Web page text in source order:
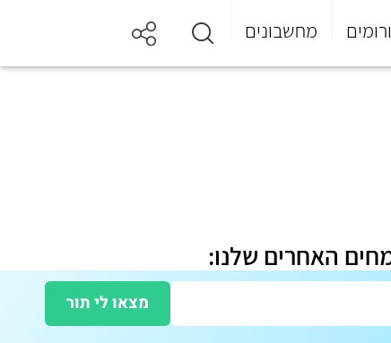
מחשבונים
האחרים שלנו:
מצאו לי תור